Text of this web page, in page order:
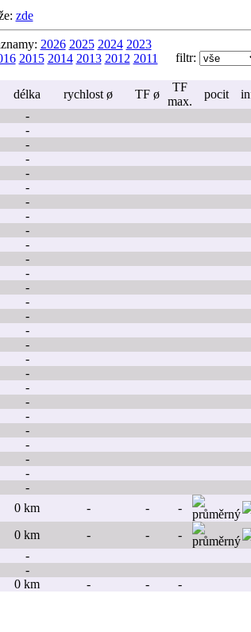
zde
2026 2025 2024 2023
2015 2014 2013 2012 2011
filtr:
délka rychlost ø TF ø
TF
max.
pocit
-
-
-
-
-
-
-
-
-
-
-
-
-
-
-
-
-
-
-
-
-
-
-
-
-
-
-
0 km - -
-
0 km - -
-
-
-
0 km - - -